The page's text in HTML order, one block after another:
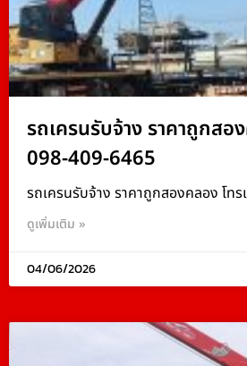
รถเครนรับจ้าง ราคาถูกสอ
098-409-6465
รถเครนรับจ้าง ราคาถูกสองคลอง โทร
ดูเพิ่มเติม »
04/06/2026